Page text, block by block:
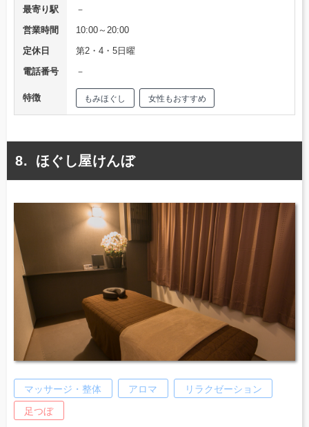
最寄り駅
－
営業時間
10:00～20:00
定休日
第2・4・5日曜
電話番号
－
特徴 もみほぐし 女性もおすすめ
ほぐし屋けんぼ
マッサージ・整体 アロマ リラクゼーション
足つぼ